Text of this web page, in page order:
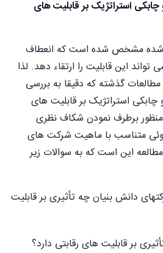
چابکی استراتژیک بر قابلیت های
شده مشخص شده است که انعطاف
این قابلیت را ارتقاء دهد. لذا
گذشته که دقیقا به بررسی
چابکی استراتژیک بر قابلیت های
منظور برطرف نمودن شکاف نظری
متناسب با ماهیت شرکت های
این است که به سوالات زیر
دانش بنیان چه تأثیری بر قابلیت
بر قابلیت های رقابتی دارد؟